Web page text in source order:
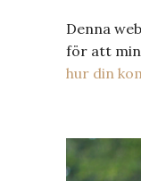
Denna
för att
hur din